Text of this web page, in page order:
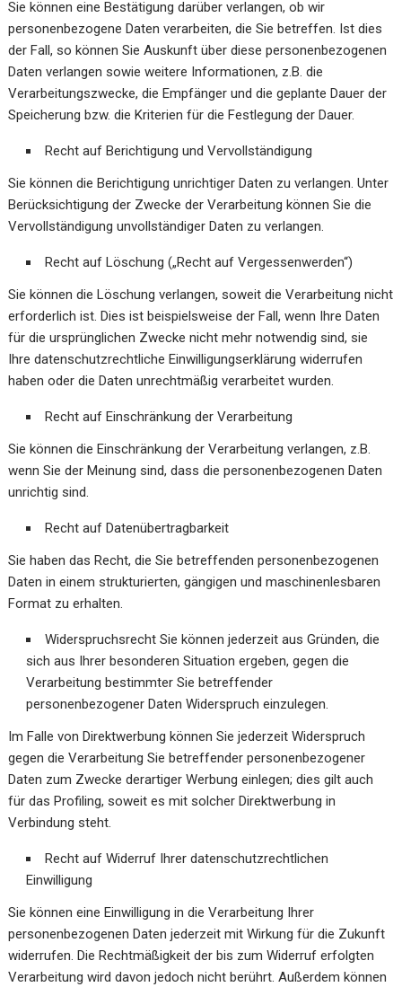
Sie können eine Bestätigung darüber verlangen, ob wir
personenbezogene Daten verarbeiten, die Sie betreffen. Ist dies
der Fall, so können Sie Auskunft über diese personenbezogenen
Daten verlangen sowie weitere Informationen, z.B. die
Verarbeitungszwecke, die Empfänger und die geplante Dauer der
Speicherung bzw. die Kriterien für die Festlegung der Dauer.
Recht auf Berichtigung und Vervollständigung
Sie können die Berichtigung unrichtiger Daten zu verlangen. Unter
Berücksichtigung der Zwecke der Verarbeitung können Sie die
Vervollständigung unvollständiger Daten zu verlangen.
Recht auf Löschung („Recht auf Vergessenwerden“)
Sie können die Löschung verlangen, soweit die Verarbeitung nicht
erforderlich ist. Dies ist beispielsweise der Fall, wenn Ihre Daten
für die ursprünglichen Zwecke nicht mehr notwendig sind, sie
Ihre datenschutzrechtliche Einwilligungserklärung widerrufen
haben oder die Daten unrechtmäßig verarbeitet wurden.
Recht auf Einschränkung der Verarbeitung
Sie können die Einschränkung der Verarbeitung verlangen, z.B.
wenn Sie der Meinung sind, dass die personenbezogenen Daten
unrichtig sind.
Recht auf Datenübertragbarkeit
Sie haben das Recht, die Sie betreffenden personenbezogenen
Daten in einem strukturierten, gängigen und maschinenlesbaren
Format zu erhalten.
Widerspruchsrecht Sie können jederzeit aus Gründen, die
sich aus Ihrer besonderen Situation ergeben, gegen die
Verarbeitung bestimmter Sie betreffender
personenbezogener Daten Widerspruch einzulegen.
Im Falle von Direktwerbung können Sie jederzeit Widerspruch
gegen die Verarbeitung Sie betreffender personenbezogener
Daten zum Zwecke derartiger Werbung einlegen; dies gilt auch
für das Profiling, soweit es mit solcher Direktwerbung in
Verbindung steht.
Recht auf Widerruf Ihrer datenschutzrechtlichen
Einwilligung
Sie können eine Einwilligung in die Verarbeitung Ihrer
personenbezogenen Daten jederzeit mit Wirkung für die Zukunft
widerrufen. Die Rechtmäßigkeit der bis zum Widerruf erfolgten
Verarbeitung wird davon jedoch nicht berührt. Außerdem können